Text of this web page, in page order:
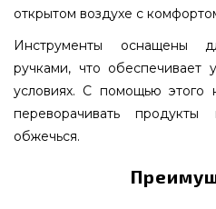
открытом воздухе с
Инструменты оснащены
ручками, что
условиях. С помощью этого
переворачивать
обжечься.